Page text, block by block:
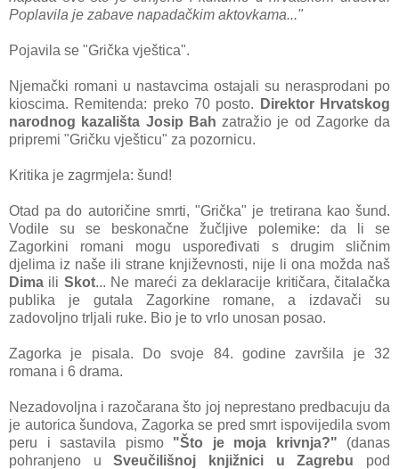
Poplavila je zabave napadačkim aktovkama..."
Pojavila se "Grička vještica".
Njemački romani u nastavcima ostajali su nerasprodani po
kioscima. Remitenda: preko 70 posto.
Direktor Hrvatskog
narodnog kazališta Josip Bah zatražio je od Zagorke da
pripremi "Gričku vješticu" za pozornicu.
Kritika je zagrmjela: šund!
Otad pa do autoričine smrti, "Grička" je tretirana kao šund.
Vodile su se beskonačne žučljive polemike: da li se
Zagorkini romani mogu uspoređivati s drugim sličnim
djelima iz naše ili strane književnosti, nije li ona možda naš
Dima ili Skot... Ne mareći za deklaracije kritičara, čitalačka
publika je gutala Zagorkine romane, a izdavači su
zadovoljno trljali ruke. Bio je to vrlo unosan posao.
Zagorka je pisala. Do svoje 84. godine završila je 32
romana i 6 drama.
Nezadovoljna i razočarana što joj neprestano predbacuju da
je autorica šundova, Zagorka se pred smrt ispovijedila svom
peru i sastavila pismo "Što je moja krivnja?" (danas
pohranjeno uSveučilišnoj knjižnici u Zagrebu pod